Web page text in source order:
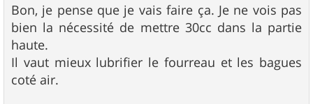
s
s
a
g
e
Bon, je pense que je vais faire ça. Je ne vois pas
bien la nécessité de mettre 30cc dans la partie
haute.
Il vaut mieux lubrifier le fourreau et les bagues
coté air.